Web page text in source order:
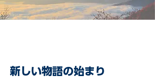
新しい物語の始まり